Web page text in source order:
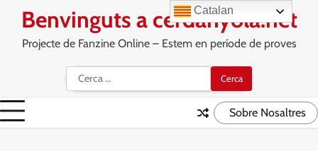
content
Benvinguts a cerdanyola.net
Projecte de Fanzine Online – Estem en període de proves
Cerca:
Sobre Nosaltres
Catalan